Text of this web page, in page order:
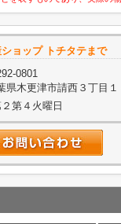
ョップ トチタテまで
0801
県木更津市請西３丁目１
第４火曜日